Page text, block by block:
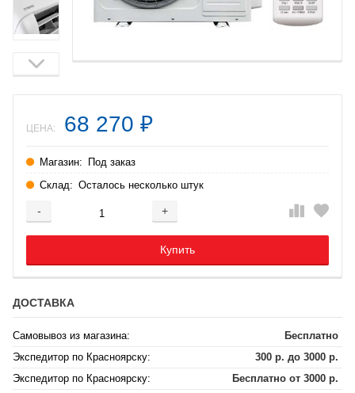
ЦЕНА: 68 270 ₽
Магазин:
Под заказ
Склад: Осталось несколько штук
- +
Добавляется...
Купить
Добавлен
ДОСТАВКА
Самовывоз из магазина:
Бесплатно
Экспедитор по Красноярску:
300 р. до 3000 р.
Экспедитор по Красноярску:
Бесплатно от 3000 р.